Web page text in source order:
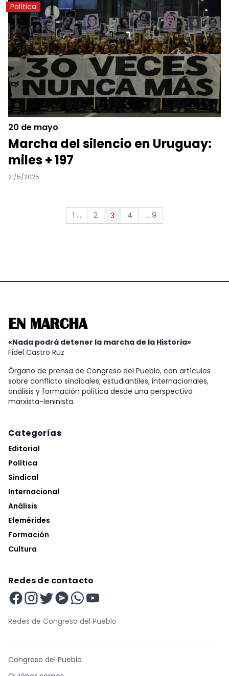
Política
20 de mayo
Marcha del silencio en Uruguay:
miles + 197
21/5/2025
1 ... 2 3 4 ... 9
EN MARCHA
«Nada podrá detener la marcha de la Historia»
Fidel Castro Ruz
Órgano de prensa de Congreso del Pueblo, con artículos
sobre conflicto sindicales, estudiantiles, internacionales,
análisis y formación política desde una perspectiva
marxista-leninista.
Categorías
Editorial
Política
Sindical
Internacional
Análisis
Efemérides
Formación
Cultura
Redes de contacto
Redes de Congreso del Pueblo
Congreso del Pueblo